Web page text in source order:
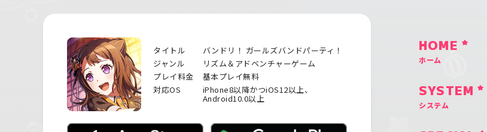
HOME
ホーム
SYSTEM
システム
タイトル
バンドリ！ ガールズバンドパーティ！
ジャンル
リズム＆アドベンチャーゲーム
プレイ料金
基本プレイ無料
対応OS
iPhone8以降かつiOS12以上、
Android10.0以上